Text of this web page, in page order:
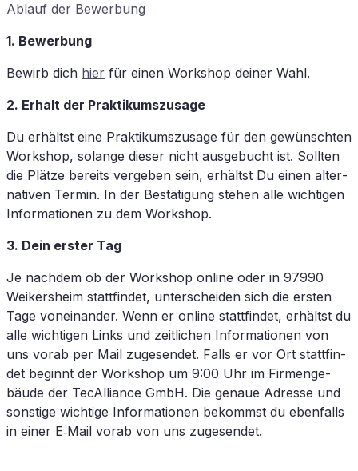
Ab­lauf der Bewerbung
1. Be­wer­bung
Be­wirb dich hier für ei­nen Work­shop dei­ner Wahl.
2. Er­halt der Praktikumszusage
Du er­hältst eine Prak­ti­kums­zu­sa­ge für den ge­wünsch­ten
Work­shop, so­lan­ge die­ser nicht aus­ge­bucht ist. Soll­ten
die Plät­ze be­reits ver­ge­ben sein, er­hältst Du ei­nen al­ter­
na­ti­ven Ter­min. In der Be­stä­ti­gung ste­hen alle wich­ti­gen
In­for­ma­tio­nen zu dem Workshop.
3. Dein ers­ter Tag
Je nach­dem ob der Work­shop on­line oder in 97990
Wei­kers­heim statt­fin­det, un­ter­schei­den sich die ers­ten
Tage von­ein­an­der. Wenn er on­line statt­fin­det, er­hältst du
alle wich­ti­gen Links und zeit­li­chen In­for­ma­tio­nen von
uns vor­ab per Mail zu­ge­sen­det. Falls er vor Ort statt­fin­
det be­ginnt der Work­shop um 9:00 Uhr im Fir­men­ge­
bäu­de der TecAlliance GmbH. Die ge­naue Adres­se und
sons­ti­ge wich­ti­ge In­for­ma­tio­nen be­kommst du eben­falls
in ei­ner E‑Mail vor­ab von uns zu­ge­sen­det.